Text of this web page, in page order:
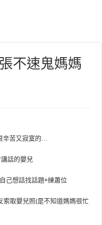
不速鬼媽媽
辛苦又寂寞的…
話的嬰兒
己想話找話題+練蕭位
索取嬰兒照(是不知道媽媽很忙